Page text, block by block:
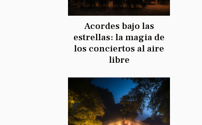
Acordes bajo las
estrellas: la magia de
los conciertos al aire
libre